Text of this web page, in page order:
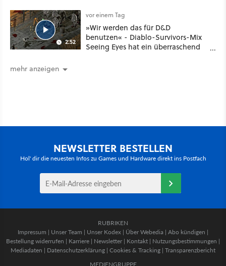
2:52
vor einem Tag
»Wir werden das für D&D
benutzen« - Diablo-Survivors-Mix
Seeing Eyes hat ein überraschend
mehr anzeigen
NEWSLETTER BESTELLEN
Hol' dir die neuesten Infos zu Games und Hardware direkt ins Postfach
RUBRIKEN
Impressum | Unser Team | Unser Kodex | Über Webedia | Abo kündigen |
Bestellung widerrufen | Karriere | Newsletter | Kontakt | Nutzungsbestimmungen |
Mediadaten | Datenschutzerklärung | Cookies & Tracking | Transparenzbericht